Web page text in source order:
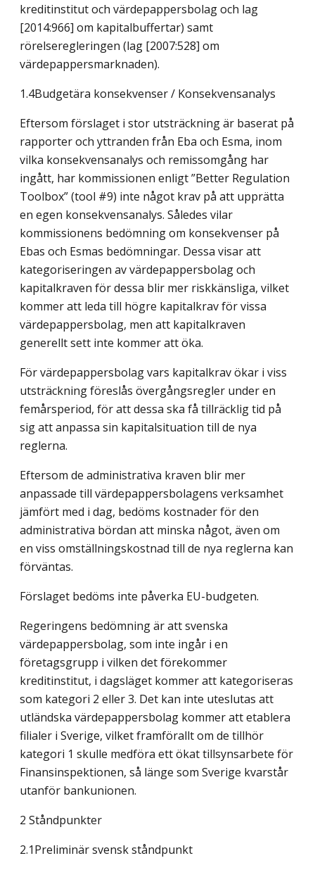
kreditinstitut och värdepappersbolag och lag
[2014:966] om kapitalbuffertar) samt
rörelseregleringen (lag [2007:528] om
värdepappersmarknaden).
1.4Budgetära konsekvenser / Konsekvensanalys
Eftersom förslaget i stor utsträckning är baserat på
rapporter och yttranden från Eba och Esma, inom
vilka konsekvensanalys och remissomgång har
ingått, har kommissionen enligt ”Better Regulation
Toolbox” (tool #9) inte något krav på att upprätta
en egen konsekvensanalys. Således vilar
kommissionens bedömning om konsekvenser på
Ebas och Esmas bedömningar. Dessa visar att
kategoriseringen av värdepappersbolag och
kapitalkraven för dessa blir mer riskkänsliga, vilket
kommer att leda till högre kapitalkrav för vissa
värdepappersbolag, men att kapitalkraven
generellt sett inte kommer att öka.
För värdepappersbolag vars kapitalkrav ökar i viss
utsträckning föreslås övergångsregler under en
femårsperiod, för att dessa ska få tillräcklig tid på
sig att anpassa sin kapitalsituation till de nya
reglerna.
Eftersom de administrativa kraven blir mer
anpassade till värdepappersbolagens verksamhet
jämfört med i dag, bedöms kostnader för den
administrativa bördan att minska något, även om
en viss omställningskostnad till de nya reglerna kan
förväntas.
Förslaget bedöms inte påverka EU-budgeten.
Regeringens bedömning är att svenska
värdepappersbolag, som inte ingår i en
företagsgrupp i vilken det förekommer
kreditinstitut, i dagsläget kommer att kategoriseras
som kategori 2 eller 3. Det kan inte uteslutas att
utländska värdepappersbolag kommer att etablera
filialer i Sverige, vilket framförallt om de tillhör
kategori 1 skulle medföra ett ökat tillsynsarbete för
Finansinspektionen, så länge som Sverige kvarstår
utanför bankunionen.
2 Ståndpunkter
2.1Preliminär svensk ståndpunkt